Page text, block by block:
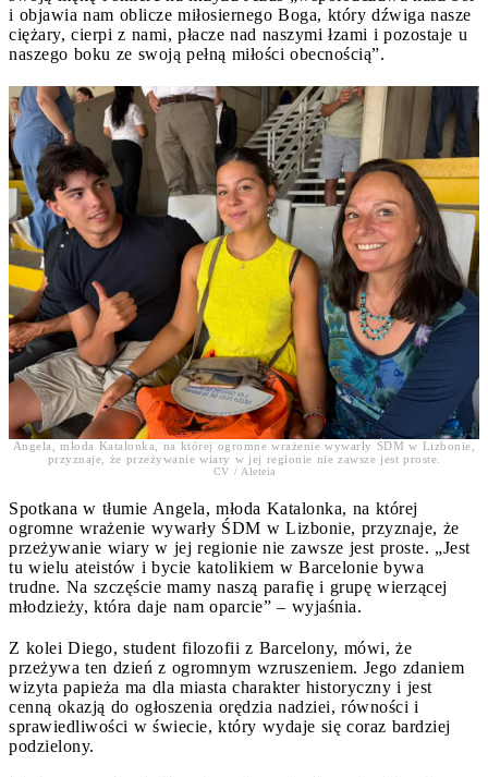
i objawia nam oblicze miłosiernego Boga, który dźwiga nasze
ciężary, cierpi z nami, płacze nad naszymi łzami i pozostaje u
naszego boku ze swoją pełną miłości obecnością”.
Angela, młoda Katalonka, na której ogromne wrażenie wywarły ŚDM w Lizbonie,
przyznaje, że przeżywanie wiary w jej regionie nie zawsze jest proste.
CV / Aleteia
Spotkana w tłumie Angela, młoda Katalonka, na której
ogromne wrażenie wywarły ŚDM w Lizbonie, przyznaje, że
przeżywanie wiary w jej regionie nie zawsze jest proste. „Jest
tu wielu ateistów i bycie katolikiem w Barcelonie bywa
trudne. Na szczęście mamy naszą parafię i grupę wierzącej
młodzieży, która daje nam oparcie” – wyjaśnia.
Z kolei Diego, student filozofii z Barcelony, mówi, że
przeżywa ten dzień z ogromnym wzruszeniem. Jego zdaniem
wizyta papieża ma dla miasta charakter historyczny i jest
cenną okazją do ogłoszenia orędzia nadziei, równości i
sprawiedliwości w świecie, który wydaje się coraz bardziej
podzielony.